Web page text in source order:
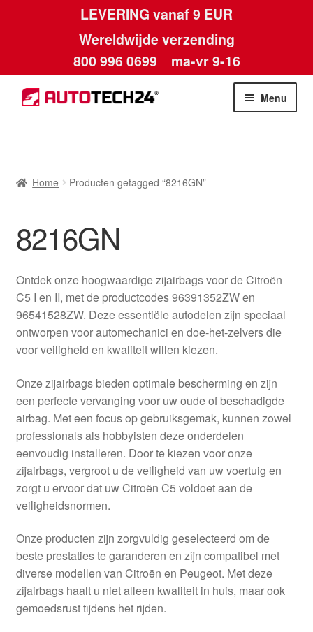
LEVERING vanaf 9 EUR
Wereldwijde verzending
800 996 0699 ma-vr 9-16
Ga
door
Ga
naar
Menu
Betalingen
Contact
Kassa
Klachten
Klachtenprocedure
Levering
Mijn account
Over ons
Privacybeleid
Wereldwijde verzending
Winkelwagen
Home Producten getagged “8216GN”
8216GN
Ontdek onze hoogwaardige zijairbags voor de Citroën
C5 I en II, met de productcodes 96391352ZW en
96541528ZW. Deze essentiële autodelen zijn speciaal
ontworpen voor automechanici en doe-het-zelvers die
voor veiligheid en kwaliteit willen kiezen.
Onze zijairbags bieden optimale bescherming en zijn
een perfecte vervanging voor uw oude of beschadigde
airbag. Met een focus op gebruiksgemak, kunnen zowel
professionals als hobbyisten deze onderdelen
eenvoudig installeren. Door te kiezen voor onze
zijairbags, vergroot u de veiligheid van uw voertuig en
zorgt u ervoor dat uw Citroën C5 voldoet aan de
veiligheidsnormen.
Onze producten zijn zorgvuldig geselecteerd om de
beste prestaties te garanderen en zijn compatibel met
diverse modellen van Citroën en Peugeot. Met deze
zijairbags haalt u niet alleen kwaliteit in huis, maar ook
gemoedsrust tijdens het rijden.